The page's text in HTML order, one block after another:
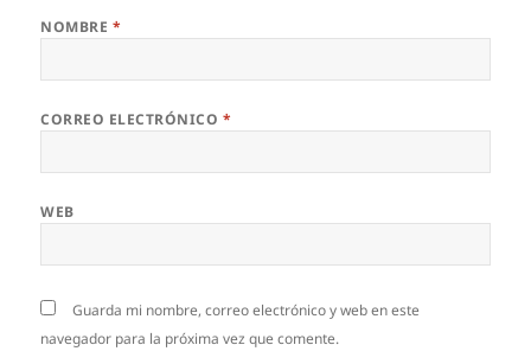
NOMBRE *
CORREO ELECTRÓNICO *
WEB
Guarda mi nombre, correo electrónico y web en este
navegador para la próxima vez que comente.